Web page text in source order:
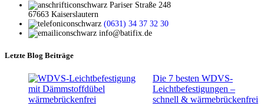
Pariser Straße 248
67663 Kaiserslautern
(0631) 34 37 32 30
info@batifix.de
Letzte Blog Beiträge
Die 7 besten WDVS-
Leichtbefestigungen –
schnell & wärmebrückenfrei